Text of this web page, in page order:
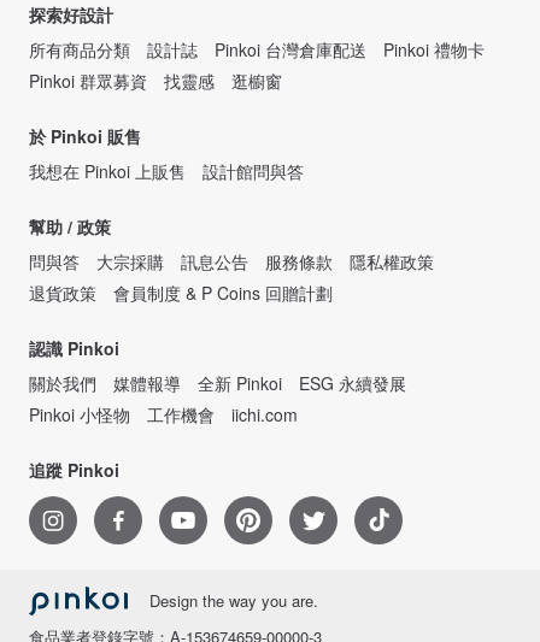
探索好設計
所有商品分類
設計誌 Pinkoi 台灣倉庫配送
Pinkoi 禮物卡
Pinkoi 群眾募資
找靈感 逛櫥窗
於 Pinkoi 販售
我想在 Pinkoi 上販售
設計館問與答
幫助 / 政策
問與答
大宗採購 訊息公告 服務條款
隱私權政策
退貨政策
會員制度 & P Coins 回贈計劃
認識 Pinkoi
關於我們
媒體報導 全新 Pinkoi
ESG 永續發展
Pinkoi 小怪物
工作機會 iichi.com
追蹤 Pinkoi
Design the way you are.
食品業者登錄字號：A-153674659-00000-3